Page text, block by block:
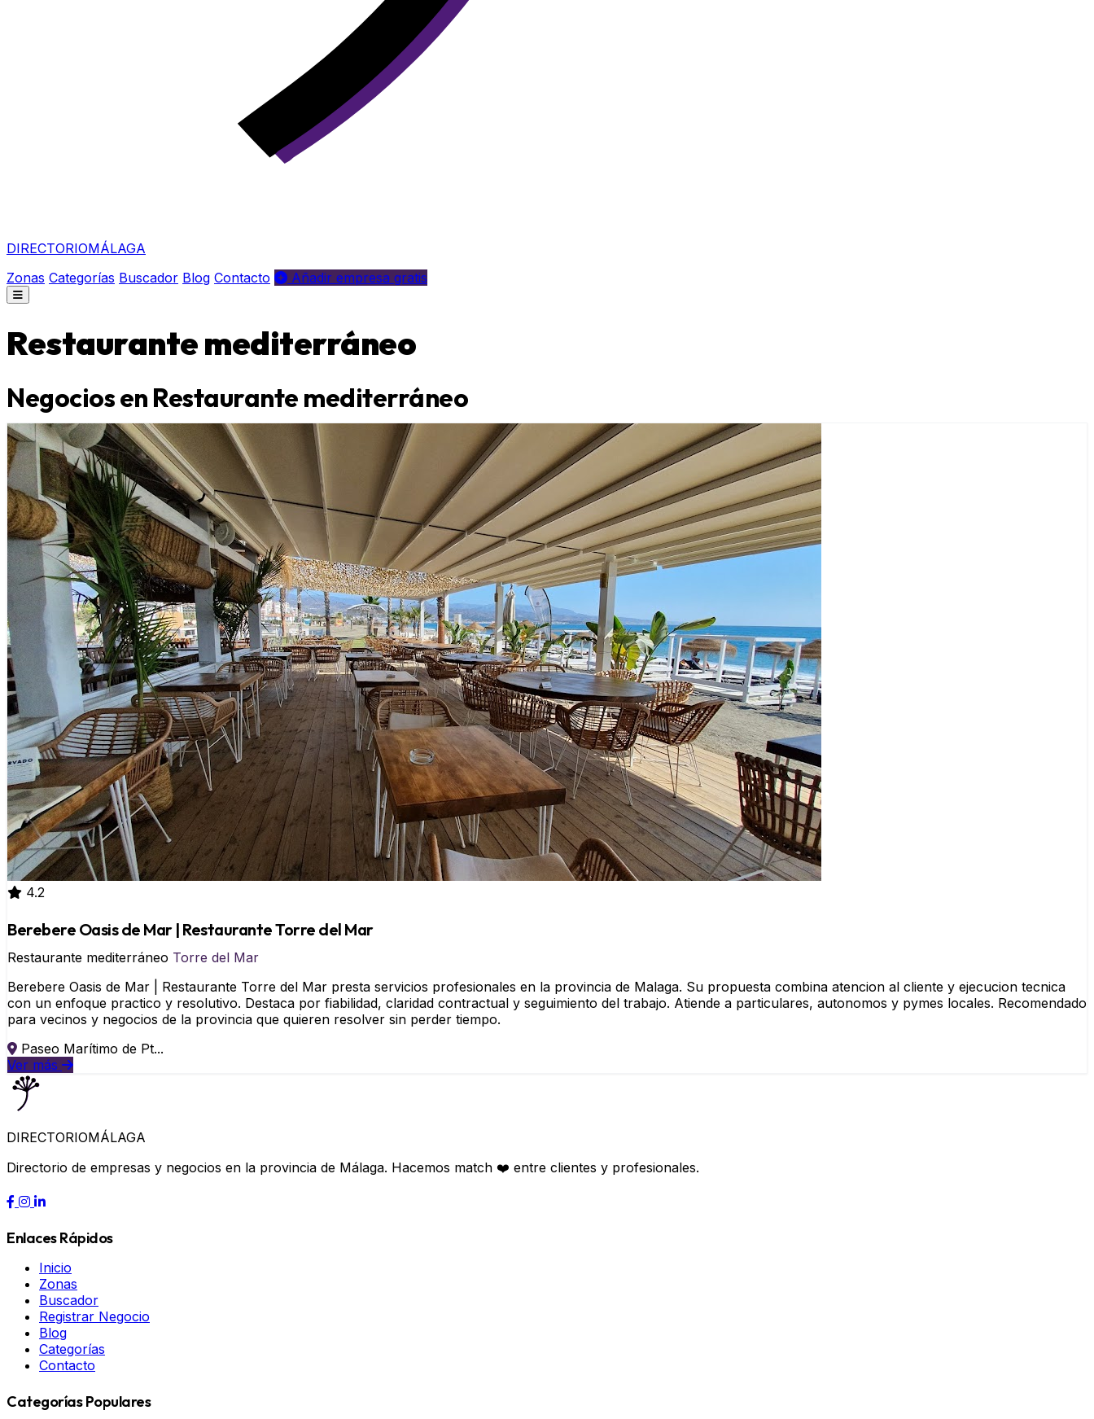
DIRECTORIOMÁLAGA
Zonas Categorías Buscador Blog Contacto Añadir empresa gratis
Restaurante mediterráneo
Negocios en Restaurante mediterráneo
4.2
Berebere Oasis de Mar | Restaurante Torre del Mar
Restaurante mediterráneo Torre del Mar
Berebere Oasis de Mar | Restaurante Torre del Mar presta servicios profesionales en la provincia de Malaga. Su propuesta combina atencion al cliente y ejecucion tecnica
con un enfoque practico y resolutivo. Destaca por fiabilidad, claridad contractual y seguimiento del trabajo. Atiende a particulares, autonomos y pymes locales. Recomendado
para vecinos y negocios de la provincia que quieren resolver sin perder tiempo.
Paseo Marítimo de Pt...
Ver más
DIRECTORIOMÁLAGA
Directorio de empresas y negocios en la provincia de Málaga. Hacemos match ❤️ entre clientes y profesionales.
Enlaces Rápidos
Inicio
Zonas
Buscador
Registrar Negocio
Blog
Categorías
Contacto
Categorías Populares